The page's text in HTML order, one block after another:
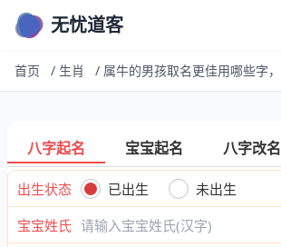
无忧道客
首页 / 生肖 /
八字起名 宝宝起名 八字改名
出生状态 已出生
未出生
宝宝姓氏